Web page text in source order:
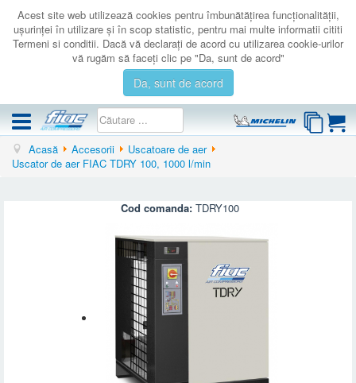
Acest site web utilizează cookies pentru îmbunătăţirea funcţionalităţii,
uşurinţei în utilizare şi în scop statistic, pentru mai multe informatii cititi
Termeni si conditii. Dacă vă declaraţi de acord cu utilizarea cookie-urilor
vă rugăm să faceţi clic pe "Da, sunt de acord"
Da, sunt de acord
COMPRESOARE
Acasă Accesorii
Uscatoare de aer
Uscator de aer FIAC TDRY 100, 1000 l/min
Cod comanda: TDRY100